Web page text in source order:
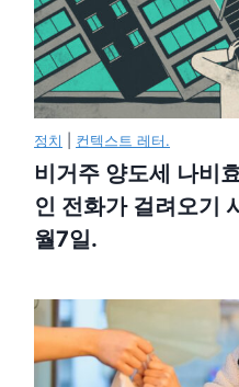
정치 컨텍스트 레터.
비거주 양도세 나비
인 전화가 걸려오기
월7일.